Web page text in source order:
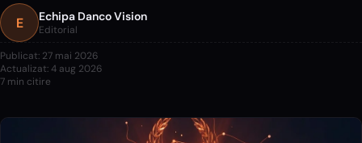
E Echipa Danco Vision
Editorial
Publicat: 27 mai 2026
Actualizat:4 aug 2026
7 min citire